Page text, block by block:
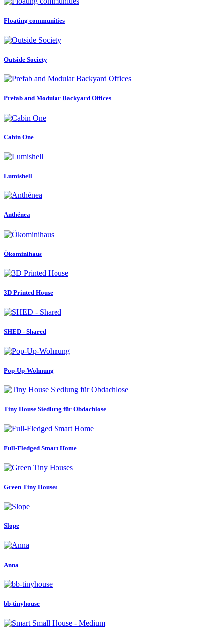
Floating communities
Outside Society
Prefab and Modular Backyard Offices
Cabin One
Lumishell
Anthénea
Ökominihaus
3D Printed House
SHED - Shared
Pop-Up-Wohnung
Tiny House Siedlung für Obdachlose
Full-Fledged Smart Home
Green Tiny Houses
Slope
Anna
bb-tinyhouse